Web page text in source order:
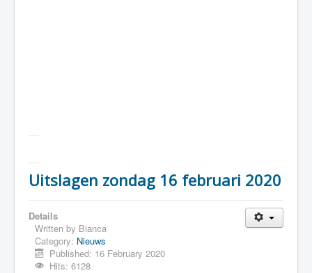
Uitslagen zondag 16 februari 2020
Details
Written by Bianca
Category: Nieuws
Published: 16 February 2020
Hits: 6128